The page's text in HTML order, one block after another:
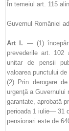
În temeiul art. 115
Guvernul României
Art I. — (1)
prevederile art. 102
unitar de pensii
valoarea punctului
(2) Prin derogare
urgenţă a
garantate, aprobată
perioada 1 iulie— 31
pensionari este de